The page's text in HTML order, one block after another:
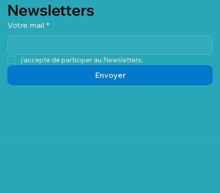
Votre mail *
j'accepte de participer au Newsletters.
Envoyer
Newsletters